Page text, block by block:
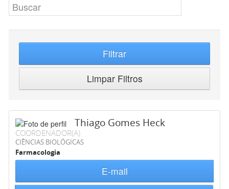
Filtrar
Limpar Filtros
Thiago Gomes Heck
COORDENADOR(A)
CIÊNCIAS BIOLÓGICAS
Farmacologia
E-mail